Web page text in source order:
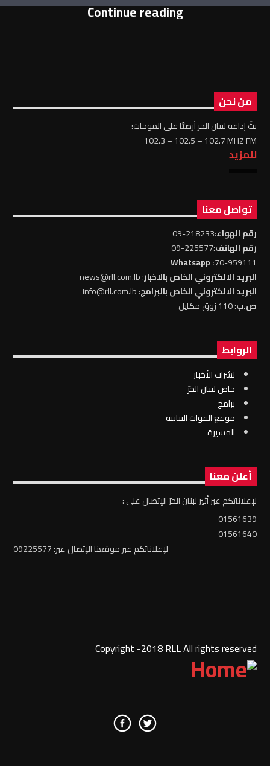
Continue reading
من نحن
بثّ إذاعة لبنان الحر أرضيًّا على الموجات:
102.3 – 102.5 – 102.7 MHZ FM
للمزيد
تواصل معنا
رقم الهواء:218233-09
رقم الهاتف:225577-09
70-959111
: Whatsapp
البريد الالكتروني الخاص بالاخبار: news@rll.com.lb
البريد الالكتروني الخاص بالبرامج: info@rll.com.lb
ص.ب: 110 زوق مكايل
الروابط
نشرات الأخبار
خاص لبنان الحرّ
برامج
موقع القوات البنانية
المسيرة
أعلن معنا
لإعلاناتكم عبر أثير لبنان الحرّ الإتصال على :
01561639
01561640
لإعلاناتكم عبر موقعنا الإتصال عبر: 09225577
Copyright -2018 RLL All rights reserved